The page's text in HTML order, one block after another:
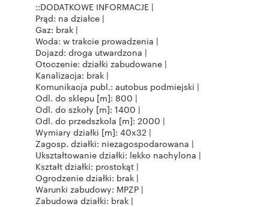
::DODATKOWE INFORMACJE |
Prąd: na działce |
Gaz: brak |
Woda: w trakcie prowadzenia |
Dojazd: droga utwardzona |
Otoczenie: działki zabudowane |
Kanalizacja: brak |
Komunikacja publ.: autobus podmiejski |
Odl. do sklepu [m]: 800 |
Odl. do szkoły [m]: 1400 |
Odl. do przedszkola [m]: 2000 |
Wymiary działki [m]: 40x32 |
Zagosp. działki: niezagospodarowana |
Ukształtowanie działki: lekko nachylona |
Kształt działki: prostokąt |
Ogrodzenie działki: brak |
Warunki zabudowy: MPZP |
Zabudowa działki: brak |